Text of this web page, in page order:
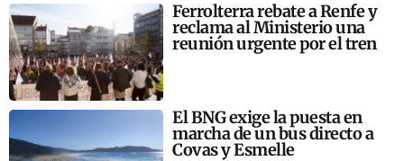
Ferrolterra rebate a Renfe y
reclama al Ministerio una
reunión urgente por el tren
El BNG exige la puesta en
marcha de un bus directo a
Covas y Esmelle